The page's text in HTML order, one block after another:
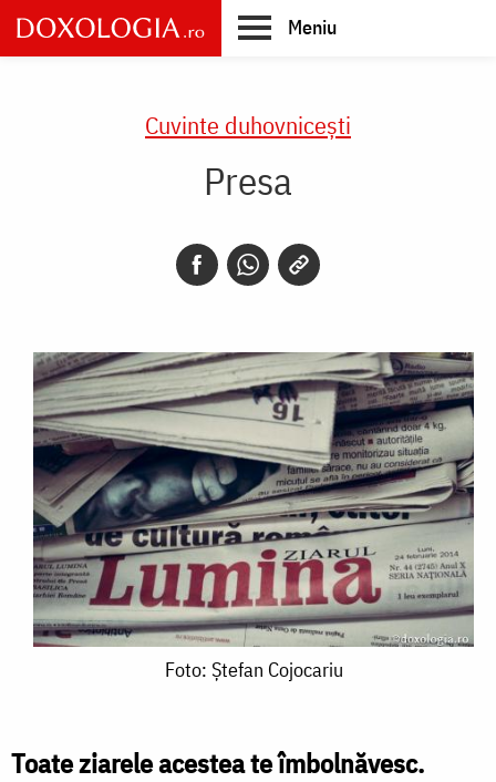
Skip
to
main
Meniu
Cuvinte duhovnicești
Presa
Foto: Ştefan Cojocariu
Toate ziarele acestea te îmbolnăvesc.